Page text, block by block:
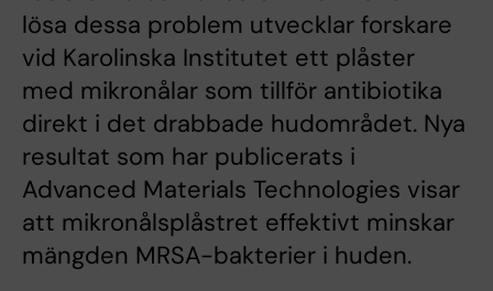
lösa dessa problem utvecklar forskare
vid Karolinska Institutet ett plåster
med mikronålar som tillför antibiotika
direkt i det drabbade hudområdet. Nya
resultat som har publicerats i
Advanced Materials Technologies visar
att mikronålsplåstret effektivt minskar
mängden MRSA-bakterier i huden.